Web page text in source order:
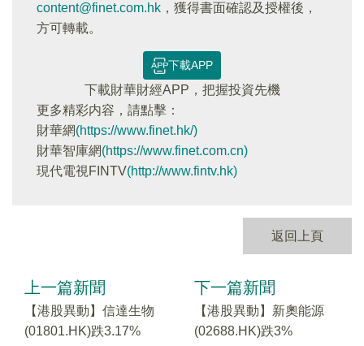
content@finet.com.hk ，獲得書面確認及授權後，
方可轉載。
下載APP
下載財華財經APP，把握投資先機
更多精彩内容，請點擊：
財華網(https://www.finet.hk/)
財華智庫網(https://www.finet.com.cn)
現代電視FINTV(http://www.fintv.hk)
返回上頁
上一篇新聞
【港股異動】信達生物
(01801.HK)跌3.17%
下一篇新聞
【港股異動】新奧能源
(02688.HK)跌3%